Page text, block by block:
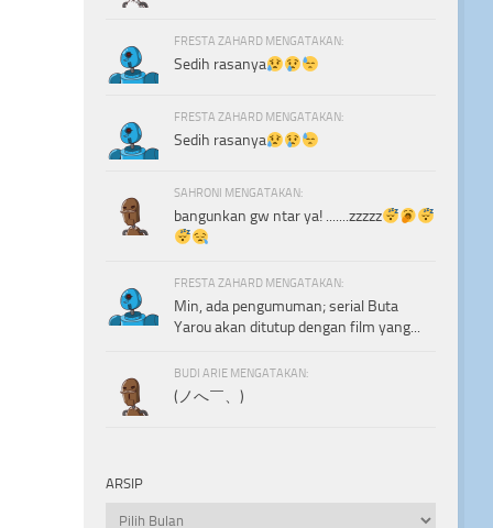
FRESTA ZAHARD MENGATAKAN:
Sedih rasanya
FRESTA ZAHARD MENGATAKAN:
Sedih rasanya
SAHRONI MENGATAKAN:
bangunkan gw ntar ya! .......zzzzz
FRESTA ZAHARD MENGATAKAN:
Min, ada pengumuman; serial Buta
Yarou akan ditutup dengan film yang...
BUDI ARIE MENGATAKAN:
(ノへ￣、)
ARSIP
Arsip